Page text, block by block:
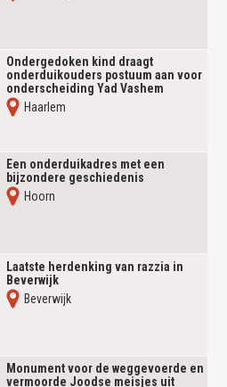
Ondergedoken kind draagt
onderduikouders postuum aan voor
onderscheiding Yad Vashem
Haarlem
Een onderduikadres met een
bijzondere geschiedenis
Hoorn
Laatste herdenking van razzia in
Beverwijk
Beverwijk
Monument voor de weggevoerde en
vermoorde Joodse meisjes uit